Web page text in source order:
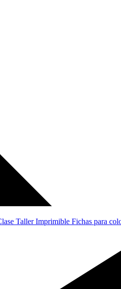
TallerImprimible Fichas para